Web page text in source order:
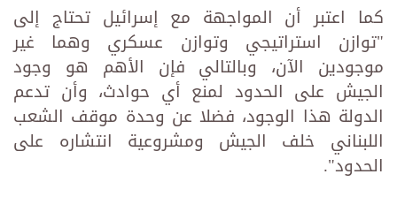
كما اعتبر أن المواجهة مع إسرائيل تحتاج إلى
"توازن استراتيجي وتوازن عسكري وهما غير
موجودين الآن، وبالتالي فإن الأهم هو وجود
الجيش على الحدود لمنع أي حوادث، وأن تدعم
الدولة هذا الوجود، فضلا عن وحدة موقف الشعب
اللبناني خلف الجيش ومشروعية انتشاره على
الحدود".